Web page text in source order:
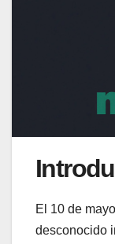
El 10 de
desconocido